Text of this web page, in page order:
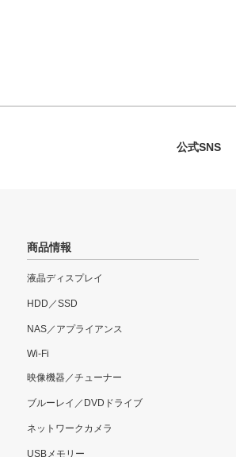
公式SNS
商品情報
液晶ディスプレイ
HDD／SSD
NAS／アプライアンス
Wi-Fi
映像機器／チューナー
ブルーレイ／DVDドライブ
ネットワークカメラ
USBメモリー